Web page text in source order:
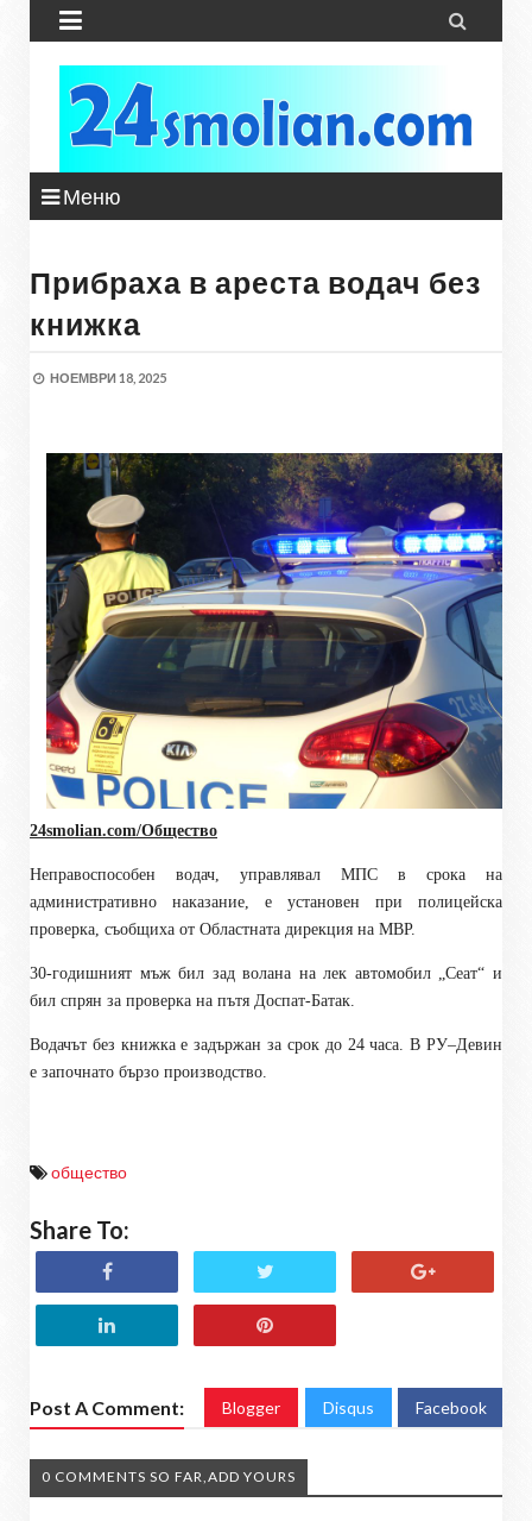
 
Меню
Прибраха в ареста водач без
книжка
НОЕМВРИ 18, 2025
24smolian.com/Общество
Неправоспособен водач, управлявал МПС в срока на
административно наказание, е установен при полицейска
проверка, съобщиха от Областната дирекция на МВР.
30-годишният мъж бил зад волана на лек автомобил „Сеат“ и
бил спрян за проверка на пътя Доспат-Батак.
Водачът без книжка е задържан за срок до 24 часа. В РУ–Девин
е започнато бързо производство.
общество
Share To:
Post A Comment: Blogger Disqus Facebook
0 COMMENTS SO FAR,ADD YOURS